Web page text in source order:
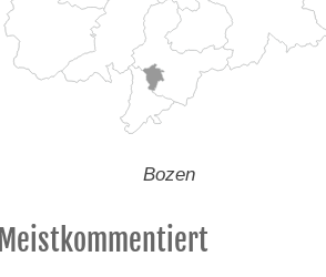
Bozen
Meistkommentiert